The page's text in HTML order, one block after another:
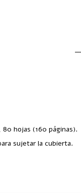
hojas (160 páginas).
sujetar la cubierta.